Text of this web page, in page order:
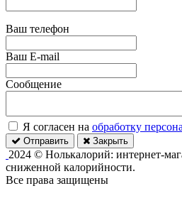
Ваш телефон
Ваш E-mail
Сообщение
Я согласен на обработку
Отправить Закрыть
2024 © Нолькалорий: интернет-
сниженной калорийности.
Все права защищены